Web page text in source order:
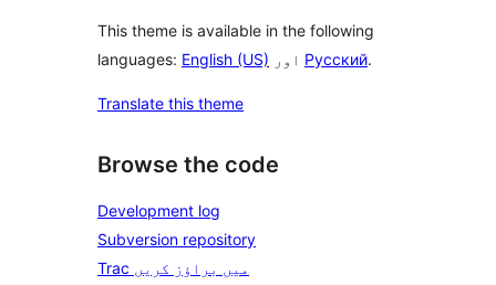
This theme is available in the following
languages: English (US) Русский.
Translate this theme
Browse the code
Development log
Subversion repository
Trac میں براؤز کریں